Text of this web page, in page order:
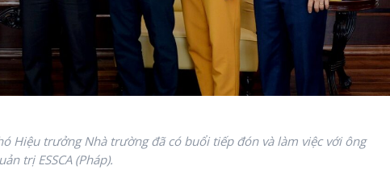
Hiệu trưởng Nhà trường đã có buổi tiếp đón và làm việc với ông
trị ESSCA (Pháp).